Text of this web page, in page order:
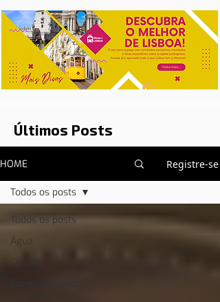
Últimos Posts
HOME Registre-se
Todos os posts
Água
Cascais
Todos os posts